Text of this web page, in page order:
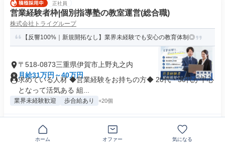
正社員
営業経験者枠|個別指導塾の教室運営(総合職)
株式会社トライグループ
【反響100%｜新規開拓なし】業界未経験でも安心の教育体制◎
〒518-0873三重県伊賀市上野丸之内
月給31万円～40万円
求めている人材 ◆営業経験をお持ちの方◆ 20代・30代が中心
となって活気ある 組...
業界未経験歓迎 歩合給あり +20個
気になる
ホーム オファー 気になる